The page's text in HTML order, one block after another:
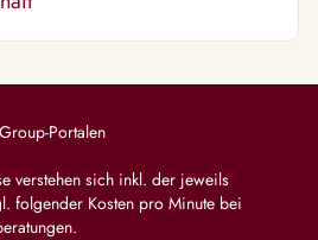
Portalen
verstehen sich inkl. der jeweils
folgender Kosten pro Minute bei